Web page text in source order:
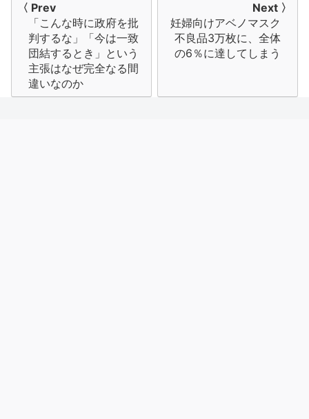
〈 Prev
「こんな時に政府を批
判するな」「今は一致
団結するとき」という
主張はなぜ完全なる間
違いなのか
Next 〉
妊婦向けアベノマスク
不良品3万枚に、全体
の6％に達してしまう